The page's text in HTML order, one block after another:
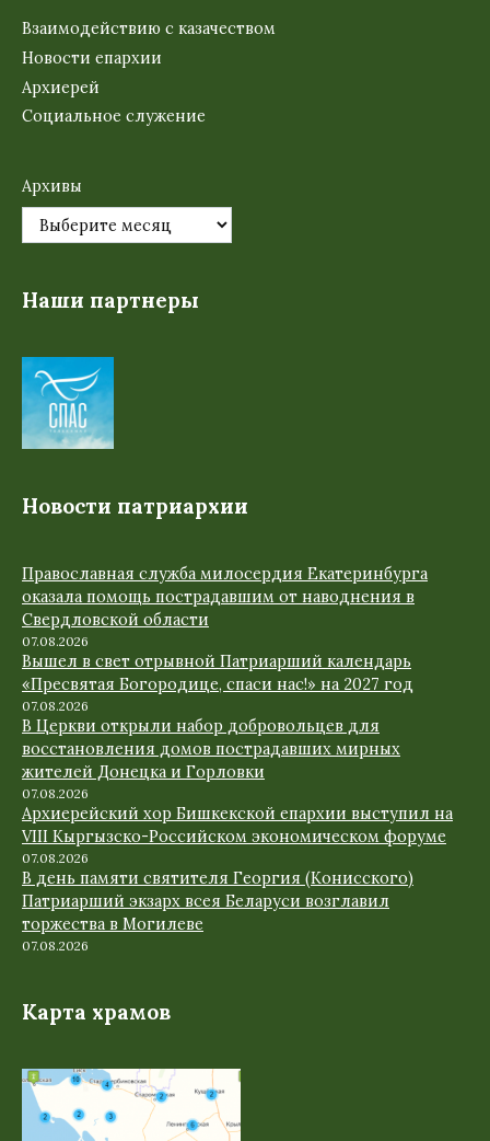
Взаимодействию с казачеством
Новости епархии
Архиерей
Социальное служение
Архивы
Наши партнеры
Новости патриархии
Православная служба милосердия Екатеринбурга
оказала помощь пострадавшим от наводнения в
Свердловской области
07.08.2026
Вышел в свет отрывной Патриарший календарь
«Пресвятая Богородице, спаси нас!» на 2027 год
07.08.2026
В Церкви открыли набор добровольцев для
восстановления домов пострадавших мирных
жителей Донецка и Горловки
07.08.2026
Архиерейский хор Бишкекской епархии выступил на
VIII Кыргызско-Российском экономическом форуме
07.08.2026
В день памяти святителя Георгия (Конисского)
Патриарший экзарх всея Беларуси возглавил
торжества в Могилеве
07.08.2026
Карта храмов